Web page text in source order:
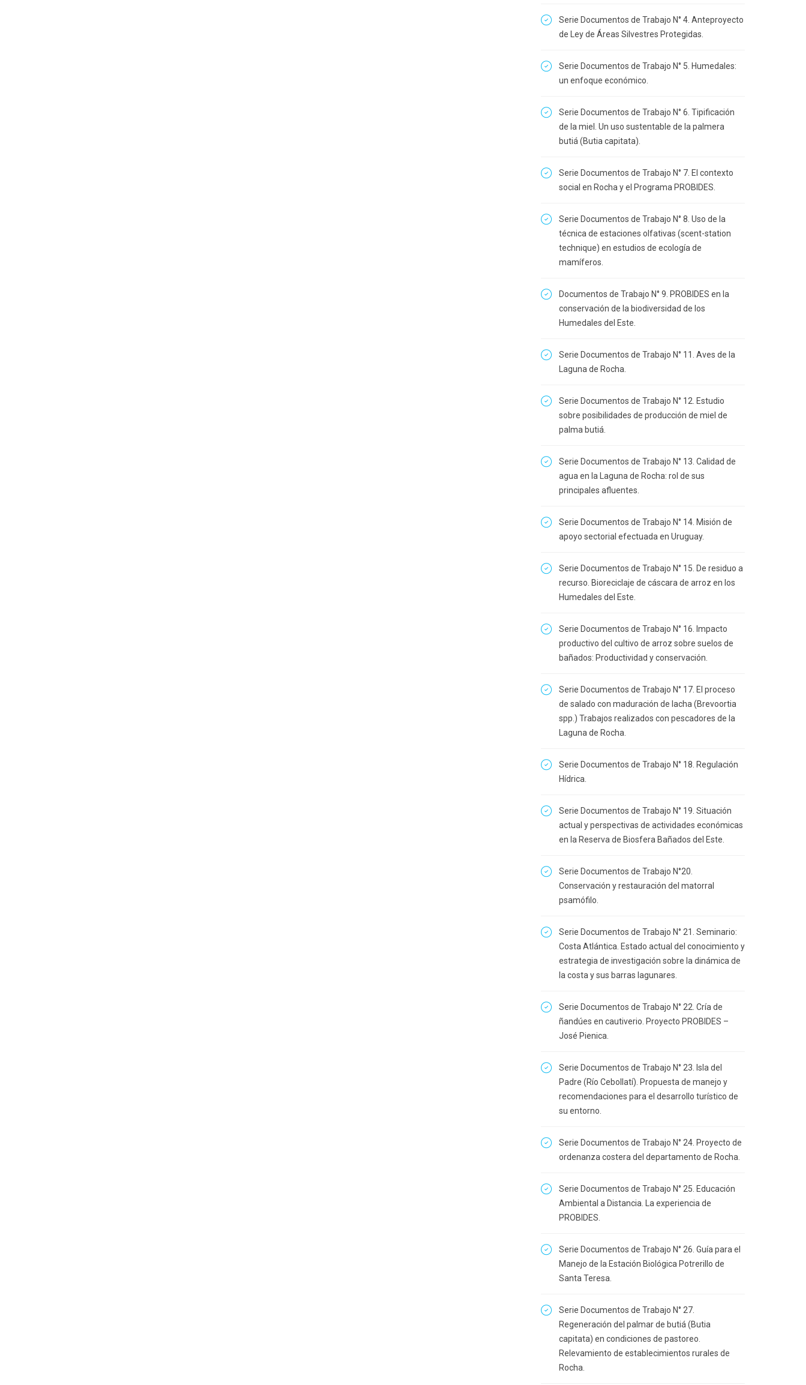
Serie Documentos de Trabajo N° 4. Anteproyecto
de Ley de Áreas Silvestres Protegidas.
Serie Documentos de Trabajo N° 5. Humedales:
un enfoque económico.
Serie Documentos de Trabajo N° 6. Tipificación
de la miel. Un uso sustentable de la palmera
butiá (Butia capitata).
Serie Documentos de Trabajo N° 7. El contexto
social en Rocha y el Programa PROBIDES.
Serie Documentos de Trabajo N° 8. Uso de la
técnica de estaciones olfativas (scent-station
technique) en estudios de ecología de
mamíferos.
Documentos de Trabajo N° 9. PROBIDES en la
conservación de la biodiversidad de los
Humedales del Este.
Serie Documentos de Trabajo N° 11. Aves de la
Laguna de Rocha.
Serie Documentos de Trabajo N° 12. Estudio
sobre posibilidades de producción de miel de
palma butiá.
Serie Documentos de Trabajo N° 13. Calidad de
agua en la Laguna de Rocha: rol de sus
principales afluentes.
Serie Documentos de Trabajo N° 14. Misión de
apoyo sectorial efectuada en Uruguay.
Serie Documentos de Trabajo N° 15. De residuo a
recurso. Bioreciclaje de cáscara de arroz en los
Humedales del Este.
Serie Documentos de Trabajo N° 16. Impacto
productivo del cultivo de arroz sobre suelos de
bañados: Productividad y conservación.
Serie Documentos de Trabajo N° 17. El proceso
de salado con maduración de lacha (Brevoortia
spp.) Trabajos realizados con pescadores de la
Laguna de Rocha.
Serie Documentos de Trabajo N° 18. Regulación
Hídrica.
Serie Documentos de Trabajo N° 19. Situación
actual y perspectivas de actividades económicas
en la Reserva de Biosfera Bañados del Este.
Serie Documentos de Trabajo N°20.
Conservación y restauración del matorral
psamófilo.
Serie Documentos de Trabajo N° 21. Seminario:
Costa Atlántica. Estado actual del conocimiento y
estrategia de investigación sobre la dinámica de
la costa y sus barras lagunares.
Serie Documentos de Trabajo N° 22. Cría de
ñandúes en cautiverio. Proyecto PROBIDES –
José Pienica.
Serie Documentos de Trabajo N° 23. Isla del
Padre (Río Cebollatí). Propuesta de manejo y
recomendaciones para el desarrollo turístico de
su entorno.
Serie Documentos de Trabajo N° 24. Proyecto de
ordenanza costera del departamento de Rocha.
Serie Documentos de Trabajo N° 25. Educación
Ambiental a Distancia. La experiencia de
PROBIDES.
Serie Documentos de Trabajo N° 26. Guía para el
Manejo de la Estación Biológica Potrerillo de
Santa Teresa.
Serie Documentos de Trabajo N° 27.
Regeneración del palmar de butiá (Butia
capitata) en condiciones de pastoreo.
Relevamiento de establecimientos rurales de
Rocha.